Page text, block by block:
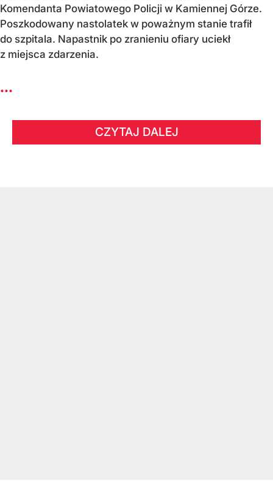
Komendanta Powiatowego Policji w Kamiennej Górze.
Poszkodowany nastolatek w poważnym stanie trafił
do szpitala. Napastnik po zranieniu ofiary uciekł
z miejsca zdarzenia.
...
CZYTAJ DALEJ